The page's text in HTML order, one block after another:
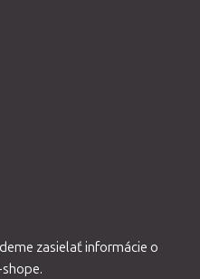
zasielať informácie o